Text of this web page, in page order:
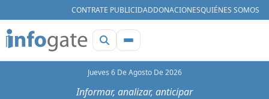
CONTRATE PUBLICIDADDONACIONESQUIÉNES SOMOS
Jueves 6 De Agosto De 2026
Informar, analizar, anticipar